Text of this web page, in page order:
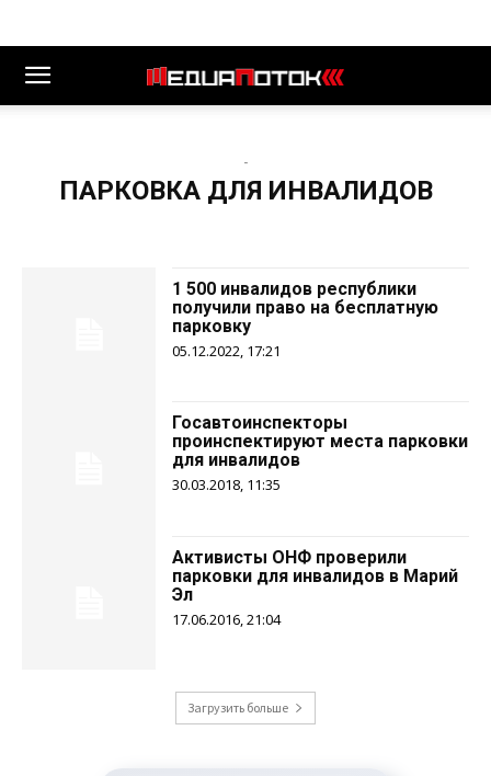
-
ПАРКОВКА ДЛЯ ИНВАЛИДОВ
1 500 инвалидов республики
получили право на бесплатную
парковку
05.12.2022, 17:21
Госавтоинспекторы
проинспектируют места парковки
для инвалидов
30.03.2018, 11:35
Активисты ОНФ проверили
парковки для инвалидов в Марий
Эл
17.06.2016, 21:04
Загрузить больше